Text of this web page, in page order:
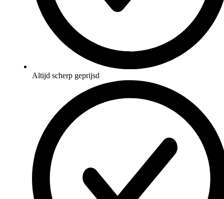
Altijd scherp geprijsd